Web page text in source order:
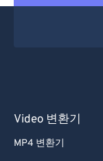
Video 변환기
MP4 변환기